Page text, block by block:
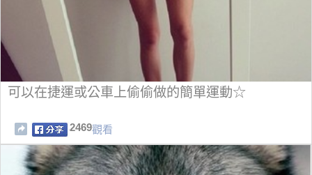
可以在捷運或公車上偷偷做的簡單運動☆
2469觀看